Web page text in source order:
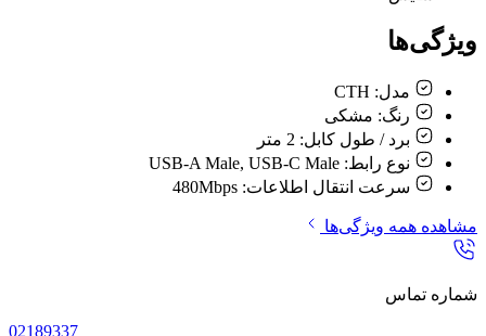
ویژگی‌ها
مدل: CTH
رنگ: مشکی
برد / طول کابل: 2 متر
نوع رابط: USB-A Male, USB-C Male
سرعت انتقال اطلاعات: 480Mbps
مشاهده همه ویژگی‌ها
شماره تماس
02189337